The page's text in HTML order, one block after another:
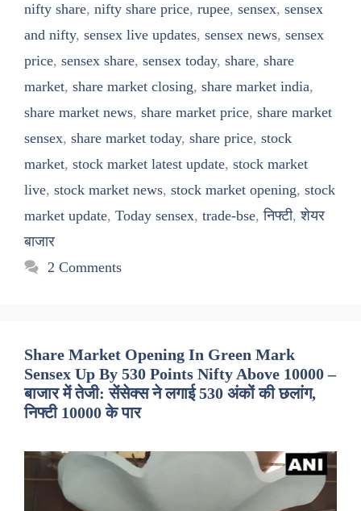
nifty share, nifty share price, rupee, sensex, sensex
and nifty, sensex live updates, sensex news, sensex
price, sensex share, sensex today, share, share
market, share market closing, share market india,
share market news, share market price, share market
sensex, share market today, share price, stock
market, stock market latest update, stock market
live, stock market news, stock market opening, stock
market update, Today sensex, trade-bse,निफ्टी,शेयर
बाजार
2 Comments
Share Market Opening In Green Mark
Sensex Up By 530 Points Nifty Above 10000 –
बाजार में तेजी: सेंसेक्स ने लगाई 530 अंकों की छलांग,
निफ्टी 10000 के पार